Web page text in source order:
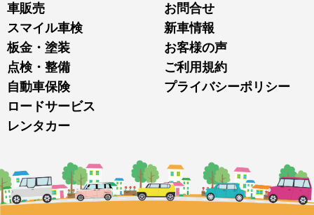
車販売
スマイル車検
板金・塗装
点検・整備
自動車保険
ロードサービス
レンタカー
お問合せ
新車情報
お客様の声
ご利用規約
プライバシーポリシー